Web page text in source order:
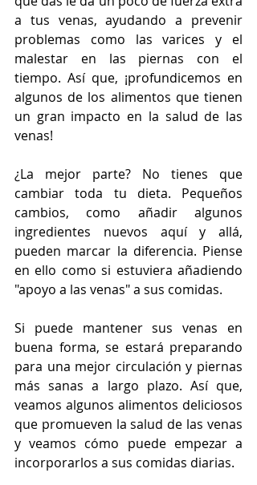
a tus venas, ayudando a prevenir
problemas como las varices y el
malestar en las piernas con el
tiempo. Así que, ¡profundicemos en
algunos de los alimentos que tienen
un gran impacto en la salud de las
venas!
¿La mejor parte? No tienes que
cambiar toda tu dieta. Pequeños
cambios, como añadir algunos
ingredientes nuevos aquí y allá,
pueden marcar la diferencia. Piense
en ello como si estuviera añadiendo
"apoyo a las venas" a sus comidas.
Si puede mantener sus venas en
buena forma, se estará preparando
para una mejor circulación y piernas
más sanas a largo plazo. Así que,
veamos algunos alimentos deliciosos
que promueven la salud de las venas
y veamos cómo puede empezar a
incorporarlos a sus comidas diarias.